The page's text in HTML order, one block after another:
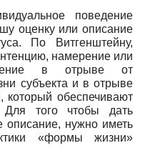
поведение
оценку или описание
По Витгенштейну,
намерение или
в отрыве от
субъекта и в отрыве
который обеспечивают
Для того чтобы дать
описание, нужно иметь
«формы жизни»